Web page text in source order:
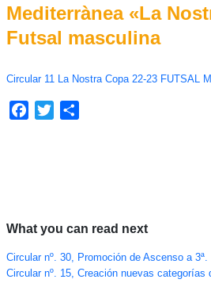
Mediterrànea «La
Futsal masculina
Circular 11 La Nostra Copa 22-23 FUTSAL
Facebook
Twitter
What you can read next
Circular nº. 30, Promoción de Ascenso a 3ª.
Circular nº. 15, Creación nuevas categorías